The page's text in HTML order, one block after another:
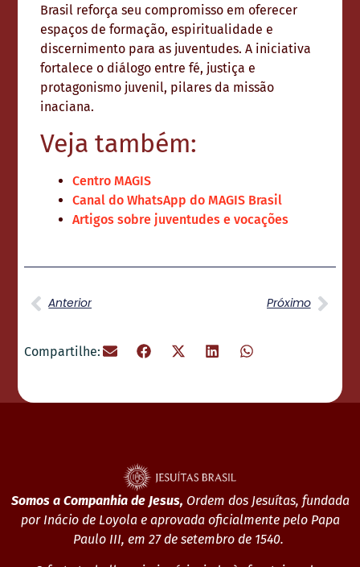
Brasil reforça seu compromisso em oferecer
espaços de formação, espiritualidade e
discernimento para as juventudes. A iniciativa
fortalece o diálogo entre fé, justiça e
protagonismo juvenil, pilares da missão
inaciana.
Veja também:
Centro MAGIS
Canal do WhatsApp do MAGIS Brasil
Artigos sobre juventudes e vocações
Anterior Próximo
Compartilhe:
Somos a Companhia de Jesus, Ordem dos Jesuítas, fundada
por Inácio de Loyola e aprovada oficialmente pelo Papa
Paulo III, em 27 de setembro de 1540.